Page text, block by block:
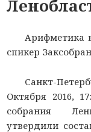
Арифметика
спикер
Санкт-
Октября 2016,
собрания
утвердили